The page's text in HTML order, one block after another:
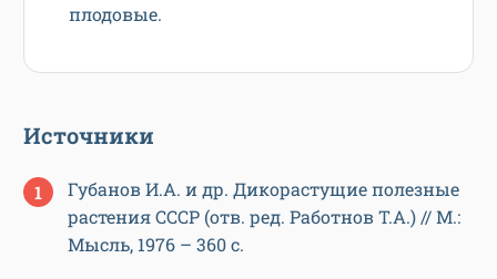
плодовые.
Источники
Губанов И.А. и др. Дикорастущие полезные
растения СССР (отв. ред. Работнов Т.А.) // М.:
Мысль, 1976 – 360 с.